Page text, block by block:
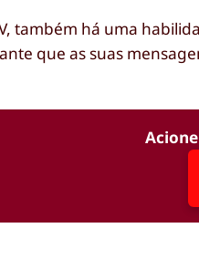
também há uma
que as suas